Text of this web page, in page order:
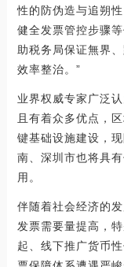
性的防伪造与追朔性
健全发票管控步骤
助税务局保证無界
效率整治。”
业界权威专家广泛
且有着众多优点，
键基础设施建设，
南、深圳市也将具
用。
伴随着社会经济的
发票需要量提高，
起、线下推广货币